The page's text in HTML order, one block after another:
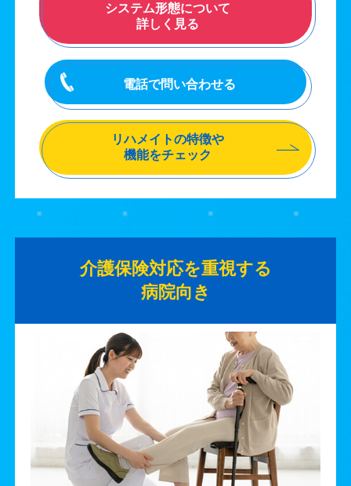
システム形態について
詳しく見る
電話で問い合わせる
リハメイトの特徴や
機能をチェック
介護保険対応を重視する
病院向き